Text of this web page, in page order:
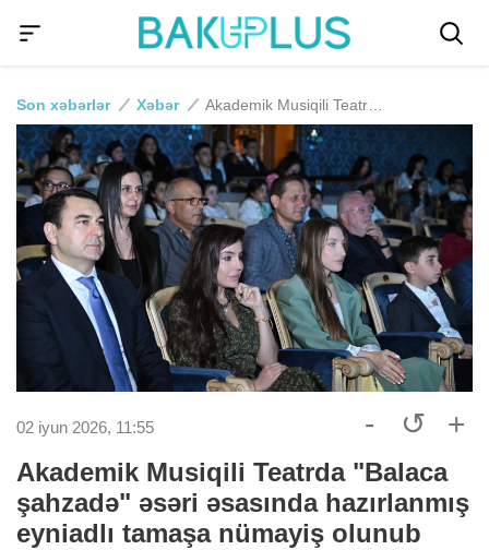
Son xəbərlər Xəbər
02 iyun 2026, 11:55 - ↺ +
Akademik Musiqili Teatrda "Balaca
şahzadə" əsəri əsasında hazırlanmış
eyniadlı tamaşa nümayiş olunub